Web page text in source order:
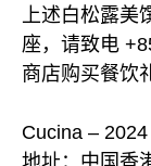
上述白松露美
座，请致电
商店购买餐饮
Cucina –